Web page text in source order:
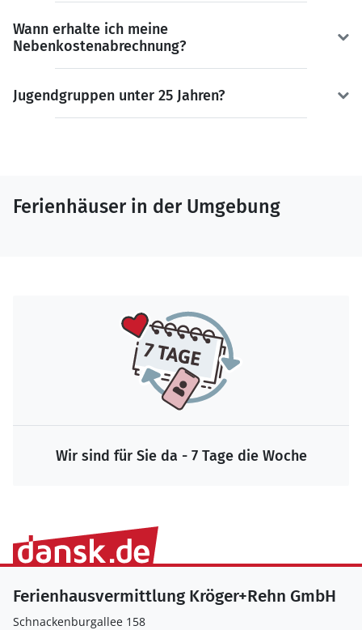
Wann erhalte ich meine
Nebenkostenabrechnung?
Jugendgruppen unter 25 Jahren?
Ferienhäuser in der Umgebung
Wir sind für Sie da - 7 Tage die Woche
Ferienhausvermittlung Kröger+Rehn GmbH
Schnackenburgallee 158